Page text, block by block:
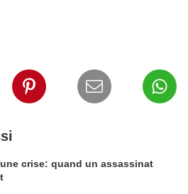
crise: quand un assassinat